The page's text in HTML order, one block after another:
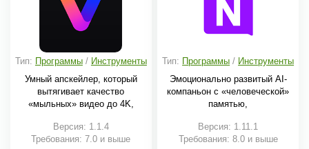
Тип: Программы/ Инструменты
Умный апскейлер, который
вытягивает качество
«мыльных» видео до 4K,
Версия: 1.1.4
Требования: 7.0 и выше
Тип: Программы / Инструменты
Эмоционально развитый AI-
компаньон с «человеческой»
памятью,
Версия: 1.11.1
Требования: 8.0 и выше